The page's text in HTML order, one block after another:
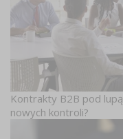
Kontrakty B2B pod
nowych kontroli?